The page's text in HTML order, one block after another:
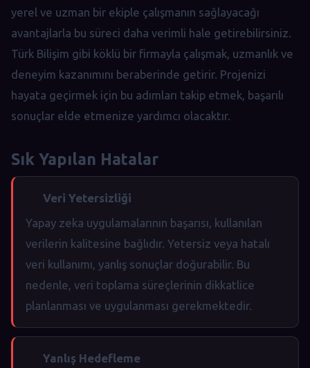
yerel ve uzman bir ekiple çalışmanın sağlayacağı
avantajlarla bu süreci daha verimli hale getirebilirsiniz.
Türk Bilişim gibi köklü bir firmayla çalışmak, uzmanlık ve
deneyim kazanımını beraberinde getirir. Projenizi
hayata geçirmek için bu adımları takip etmek, başarılı
sonuçlar elde etmenize yardımcı olacaktır.
Sık Yapılan Hatalar
Veri Yetersizliği
Yapay zeka uygulamalarının başarısı, kullanılan
verilerin kalitesine bağlıdır. Yetersiz veya hatalı
veri kullanımı, yanlış sonuçlar doğurabilir. Bu
nedenle, veri toplama süreçlerinin dikkatlice
planlanması ve uygulanması gerekmektedir.
Yanlış Hedefleme